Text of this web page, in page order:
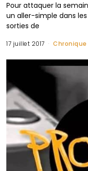
Pour attaquer la
un aller-simple dans
sorties de
17 juillet 2017 Chronique